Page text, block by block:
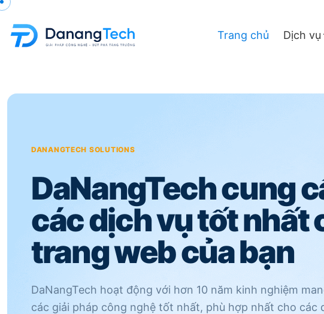
Skip
main
Trang chủ Dịch vụ
DaNangTech cung
các dịch vụ tốt nhất
trang web của bạn
DaNangTech hoạt động với hơn 10 năm kinh nghiệm
các giải pháp công nghệ tốt nhất, phù hợp nhất cho các